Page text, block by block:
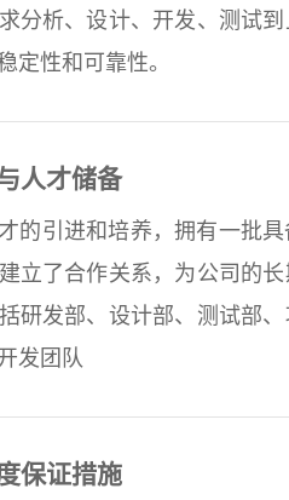
分析、设计、开发、测试
定性和可靠性。
人才储备
的引进和培养，拥有一批
立了合作关系，为公司的
研发部、设计部、测试部
发团队
保证措施